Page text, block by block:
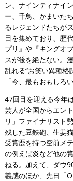
ン、ナインティナイ
ー、千鳥、かまいた
るレジェンドたちが
目を集めており、歴
プリ』や『キングオ
スが後を絶たない。
乱れる“お笑い異種格
「今、最もおもしろ
47回目を迎える今年
芸人が全国からエン
リ」ファイナリスト
残した豆鉄砲、生姜
受賞歴を持つ空前メ
の例えば炎など他の
ねる。加えて、ダウ
義感のほか、先日「